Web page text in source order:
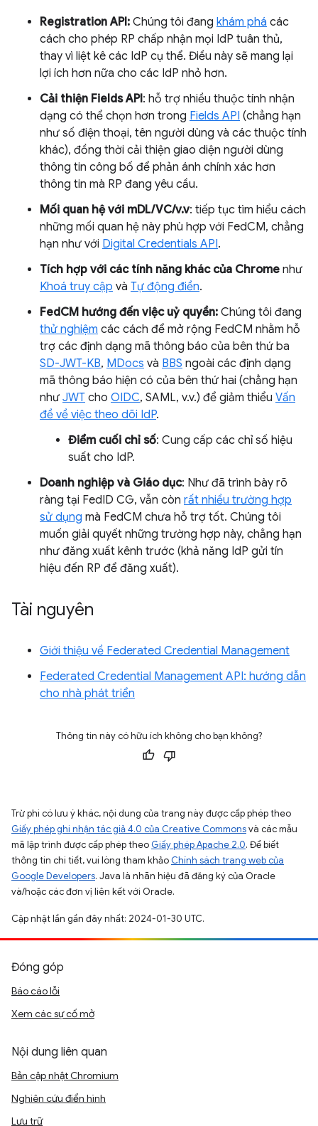
Registration API: Chúng tôi đang khám phá các
cách cho phép RP chấp nhận mọi IdP tuân thủ,
thay vì liệt kê các IdP cụ thể. Điều này sẽ mang lại
lợi ích hơn nữa cho các IdP nhỏ hơn.
Cải thiện Fields API: hỗ trợ nhiều thuộc tính nhận
dạng có thể chọn hơn trong Fields API (chẳng hạn
như số điện thoại, tên người dùng và các thuộc tính
khác), đồng thời cải thiện giao diện người dùng
thông tin công bố để phản ánh chính xác hơn
thông tin mà RP đang yêu cầu.
Mối quan hệ với mDL/VC/v.v: tiếp tục tìm hiểu cách
những mối quan hệ này phù hợp với FedCM, chẳng
hạn như với Digital Credentials API.
Tích hợp với các tính năng khác của Chrome như
Khoá truy cập và Tự động điền.
FedCM hướng đến việc uỷ quyền: Chúng tôi đang
thử nghiệm các cách để mở rộng FedCM nhằm hỗ
trợ các định dạng mã thông báo của bên thứ ba
SD-JWT-KB, MDocs và BBS ngoài các định dạng
mã thông báo hiện có của bên thứ hai (chẳng hạn
như JWT cho OIDC, SAML, v.v.) để giảm thiểu Vấn
đề về việc theo dõi IdP.
Điểm cuối chỉ số: Cung cấp các chỉ số hiệu
suất cho IdP.
Doanh nghiệp và Giáo dục: Như đã trình bày rõ
ràng tại FedID CG, vẫn còn rất nhiều trường hợp
sử dụng mà FedCM chưa hỗ trợ tốt. Chúng tôi
muốn giải quyết những trường hợp này, chẳng hạn
như đăng xuất kênh trước (khả năng IdP gửi tín
hiệu đến RP để đăng xuất).
Tài nguyên
Giới thiệu về Federated Credential Management
Federated Credential Management API: hướng dẫn
cho nhà phát triển
Thông tin này có hữu ích không cho bạn không?
Trừ phi có lưu ý khác, nội dung của trang này được cấp phép theo
Giấy phép ghi nhận tác giả 4.0 của Creative Commonsvà các mẫu
mã lập trình được cấp phép theo Giấy phép Apache 2.0. Để biết
thông tin chi tiết, vui lòng tham khảo Chính sách trang web của
Google Developers. Java là nhãn hiệu đã đăng ký của Oracle
và/hoặc các đơn vị liên kết với Oracle.
Cập nhật lần gần đây nhất: 2024-01-30 UTC.
Đóng góp
Báo cáo lỗi
Xem các sự cố mở
Nội dung liên quan
Bản cập nhật Chromium
Nghiên cứu điển hình
Lưu trữ